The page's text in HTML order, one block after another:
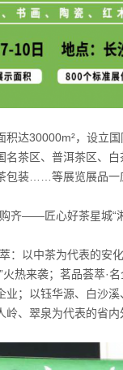
积达30000m²，设立
名茶区、普洱茶区、
包装……等展览展品一
购齐——匠心好茶星城“湘
：以中茶为代表的安
火热来袭；茗品荟萃·
业；以钰华源、白沙
岭、翠泉为代表的省